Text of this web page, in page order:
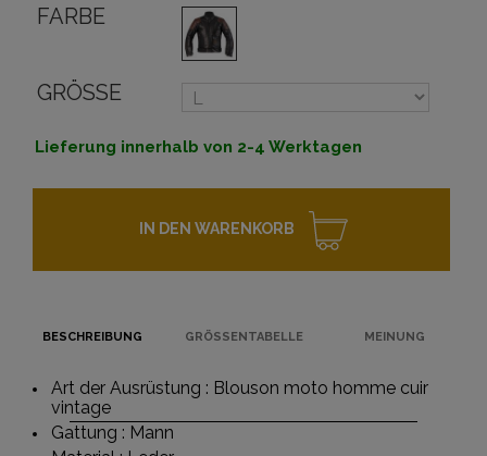
FARBE
GRÖSSE
Lieferung innerhalb von 2-4 Werktagen
IN DEN WARENKORB
BESCHREIBUNG GRÖSSENTABELLE MEINUNG
Art der Ausrüstung : Blouson moto homme cuir
vintage
Gattung : Mann